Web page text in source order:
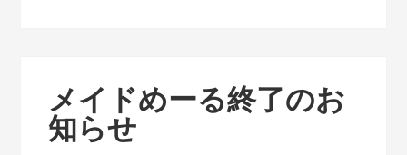
メイドめーる終了のお
知らせ